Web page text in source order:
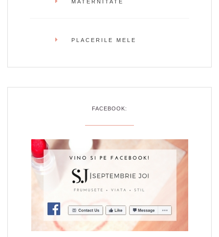
MATERNITATE
PLACERILE MELE
FACEBOOK: